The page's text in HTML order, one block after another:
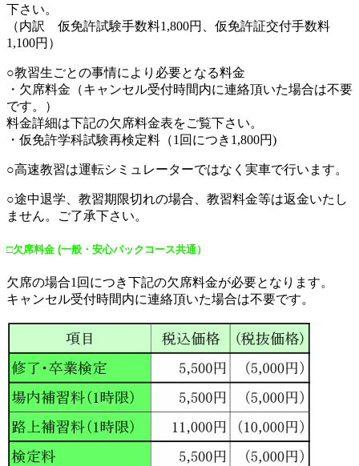
下さい。
（内訳 仮免許試験手数料1,800円、仮免許証交付手数料
1,100円）
○教習生ごとの事情により必要となる料金
・欠席料金（キャンセル受付時間内に連絡頂いた場合は不要
です。）
料金詳細は下記の欠席料金表をご覧下さい。
・仮免許学科試験再検定料（1回につき1,800円)
○高速教習は運転シミュレーターではなく実車で行います。
○途中退学、教習期限切れの場合、教習料金等は返金いたし
ません。ご了承下さい。
□欠席料金 (一般・安心パックコース共通）
欠席の場合1回につき下記の欠席料金が必要となります。
キャンセル受付時間内に連絡頂いた場合は不要です。